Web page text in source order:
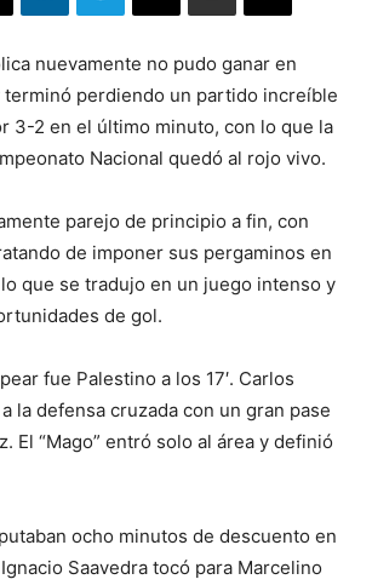
nuevamente no pudo ganar en
terminó perdiendo un partido increíble
3-2 en el último minuto, con lo que la
Nacional quedó al rojo vivo.
parejo de principio a fin, con
de imponer sus pergaminos en
que se tradujo en un juego intenso y
de gol.
fue Palestino a los 17′. Carlos
la defensa cruzada con un gran pase
El “Mago” entró solo al área y definió
ocho minutos de descuento en
Saavedra tocó para Marcelino